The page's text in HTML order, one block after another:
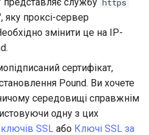
https
яку проксі-сервер
змінити це на IP-
сертифікат,
Pound. Ви хочете
середовищі справжнім
одну з цих
SSL або Ключі SSL за